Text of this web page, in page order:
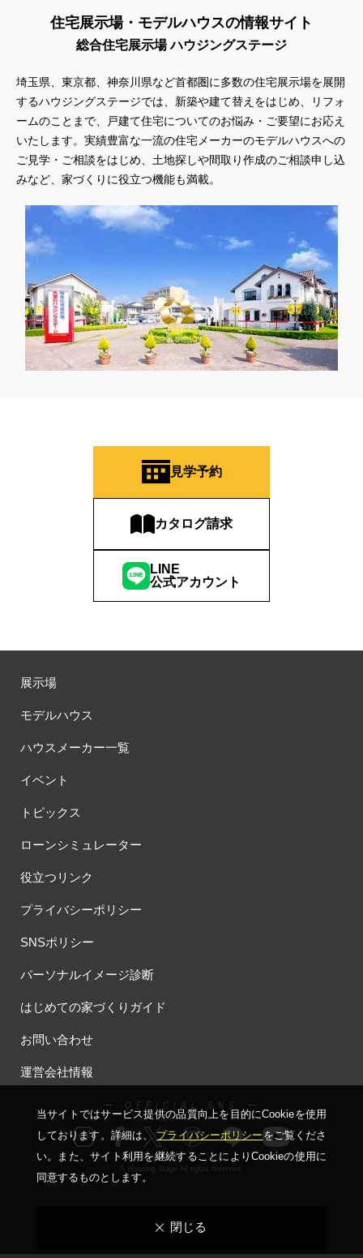
住宅展示場・モデルハウスの情報サイト
総合住宅展示場 ハウジングステージ
埼玉県、東京都、神奈川県など首都圏に多数の住宅展示場を展開
するハウジングステージでは、新築や建て替えをはじめ、リフォ
ームのことまで、戸建て住宅についてのお悩み・ご要望にお応え
いたします。実績豊富な一流の住宅メーカーのモデルハウスへの
ご見学・ご相談をはじめ、土地探しや間取り作成のご相談申し込
みなど、家づくりに役立つ機能も満載。
見学予約
カタログ請求
LINE
公式アカウント
展示場
モデルハウス
ハウスメーカー一覧
イベント
トピックス
ローンシミュレーター
役立つリンク
プライバシーポリシー
SNSポリシー
パーソナルイメージ診断
はじめての家づくりガイド
お問い合わせ
運営会社情報
ー OFFICIAL SNS ー
© Housing Stage All rights reserved.
当サイトではサービス提供の品質向上を⽬的にCookieを使⽤
しております。詳細は、プライバシーポリシーをご覧くださ
い。
また、サイト利⽤を継続することによりCookieの使⽤に
同意するものとします。
閉じる